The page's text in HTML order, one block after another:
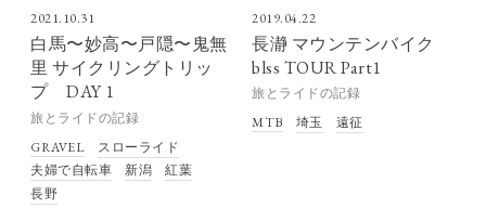
2021.10.31
白馬〜妙高〜戸隠〜鬼無
里 サイクリングトリッ
プ DAY 1
旅とライドの記録
GRAVEL
スローライド
夫婦で自転車
新潟
紅葉
長野
2019.04.22
長瀞 マウンテンバイク
blss TOUR Part1
旅とライドの記録
MTB
埼玉 遠征